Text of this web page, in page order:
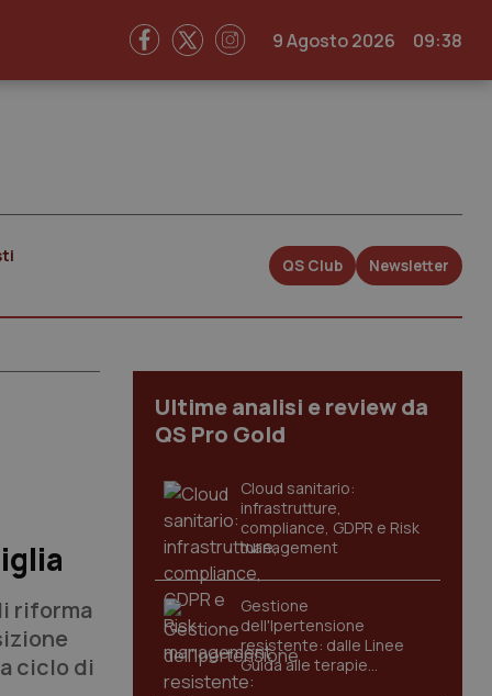
9 Agosto 2026 09:38
QS Club Newsletter
riforma
ciclo di
Ultime analisi e review da
QS Pro Gold
Cloud sanitario:
infrastrutture,
compliance, GDPR e Risk
management
Gestione
dell'Ipertensione
resistente: dalle Linee
Guida alle terapie
innovative